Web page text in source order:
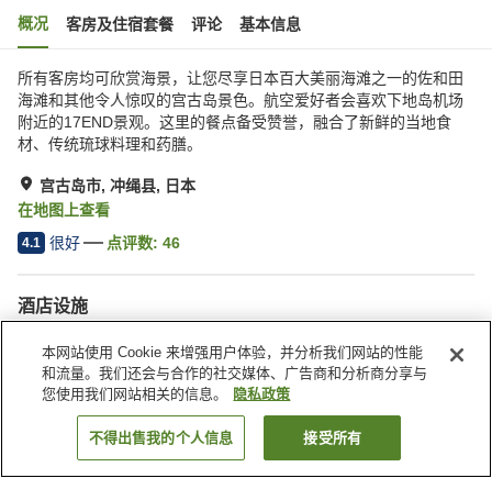
概况 客房及住宿套餐 评论 基本信息
所有客房均可欣赏海景，让您尽享日本百大美丽海滩之一的佐和田
海滩和其他令人惊叹的宫古岛景色。航空爱好者会喜欢下地岛机场
附近的17END景观。这里的餐点备受赞誉，融合了新鲜的当地食
材、传统琉球料理和药膳。
宫古岛市, 冲绳县, 日本
在地图上查看
4.1 很好 点评数: 46
酒店设施
自动售货机
商店
日本 冲绳县 宫古岛市 伊良部岛太阳之乡饭店
搜索客房
本网站使用 Cookie 来增强用户体验，并分析我们网站的性能
和流量。我们还会与合作的社交媒体、广告商和分析商分享与
您使用我们网站相关的信息。
隐私政策
不得出售我的个人信息 接受所有